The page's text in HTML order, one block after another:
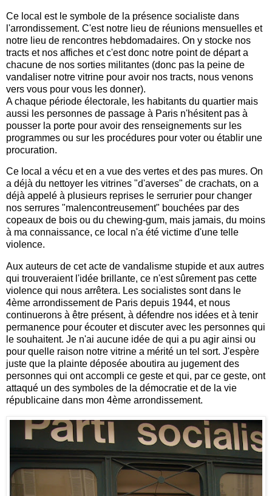
Ce local est le symbole de la présence socialiste dans
l'arrondissement. C'est notre lieu de réunions mensuelles et
notre lieu de rencontres hebdomadaires. On y stocke nos
tracts et nos affiches et c'est donc notre point de départ a
chacune de nos sorties militantes (donc pas la peine de
vandaliser notre vitrine pour avoir nos tracts, nous venons
vers vous pour vous les donner).
A chaque période électorale, les habitants du quartier mais
aussi les personnes de passage à Paris n'hésitent pas à
pousser la porte pour avoir des renseignements sur les
programmes ou sur les procédures pour voter ou établir une
procuration.
Ce local a vécu et en a vue des vertes et des pas mures. On
a déjà du nettoyer les vitrines "d'averses" de crachats, on a
déjà appelé à plusieurs reprises le serrurier pour changer
nos serrures "malencontreusement" bouchées par des
copeaux de bois ou du chewing-gum, mais jamais, du moins
à ma connaissance, ce local n'a été victime d'une telle
violence.
Aux auteurs de cet acte de vandalisme stupide et aux autres
qui trouveraient l'idée brillante, ce n'est sûrement pas cette
violence qui nous arrêtera. Les socialistes sont dans le
4ème arrondissement de Paris depuis 1944, et nous
continuerons à être présent, à défendre nos idées et à tenir
permanence pour écouter et discuter avec les personnes qui
le souhaitent. Je n'ai aucune idée de qui a pu agir ainsi ou
pour quelle raison notre vitrine a mérité un tel sort. J'espère
juste que la plainte déposée aboutira au jugement des
personnes qui ont accompli ce geste et qui, par ce geste, ont
attaqué un des symboles de la démocratie et de la vie
républicaine dans mon 4ème arrondissement.